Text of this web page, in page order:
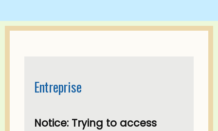
Entreprise
Notice: Trying to access